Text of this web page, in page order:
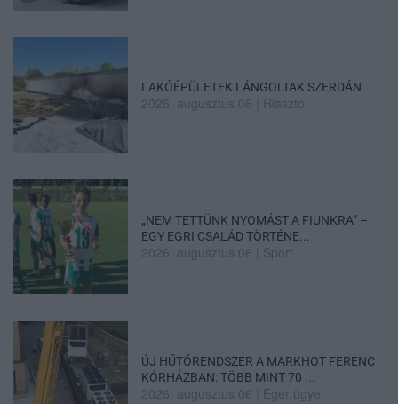
LAKÓÉPÜLETEK LÁNGOLTAK SZERDÁN
2026. augusztus 06 Riasztó
„NEM TETTÜNK NYOMÁST A FIUNKRA” –
EGY EGRI CSALÁD TÖRTÉNE...
2026. augusztus 06 Sport
ÚJ HŰTŐRENDSZER A MARKHOT FERENC
KÓRHÁZBAN: TÖBB MINT 70 ...
2026. augusztus 06 Eger ügye